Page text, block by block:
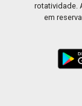
rotatividade.
em